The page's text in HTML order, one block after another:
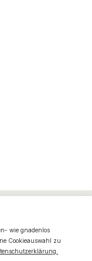
wie gnadenlos
Cookieauswahl zu